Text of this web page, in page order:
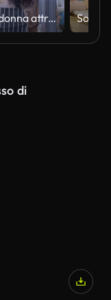
Giovane donna attraente che sorride per accogliere i clienti mentre apre la porta del suo negozio.
di